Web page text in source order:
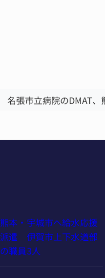
名張市立病院のDMAT
熊本・宇城市へ給水応援
派遣 伊賀市上下水道部
の職員3人